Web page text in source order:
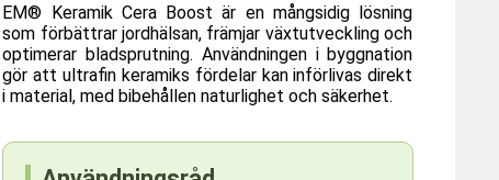
EM® Keramik Cera Boost är en mångsidig lösning
som förbättrar jordhälsan, främjar växtutveckling och
optimerar bladsprutning. Användningen i byggnation
gör att ultrafin keramiks fördelar kan införlivas direkt
i material, med bibehållen naturlighet och säkerhet.